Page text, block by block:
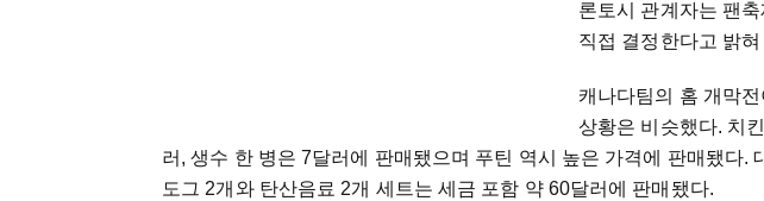
론토시 관계자는 팬
직접 결정한다고 밝
캐나다팀의 홈 개막
상황은 비슷했다. 치
러, 생수 한 병은 7달러에 판매됐으며 푸틴 역시 높은 가격에 판매됐다.
도그 2개와 탄산음료 2개 세트는 세금 포함 약 60달러에 판매됐다.